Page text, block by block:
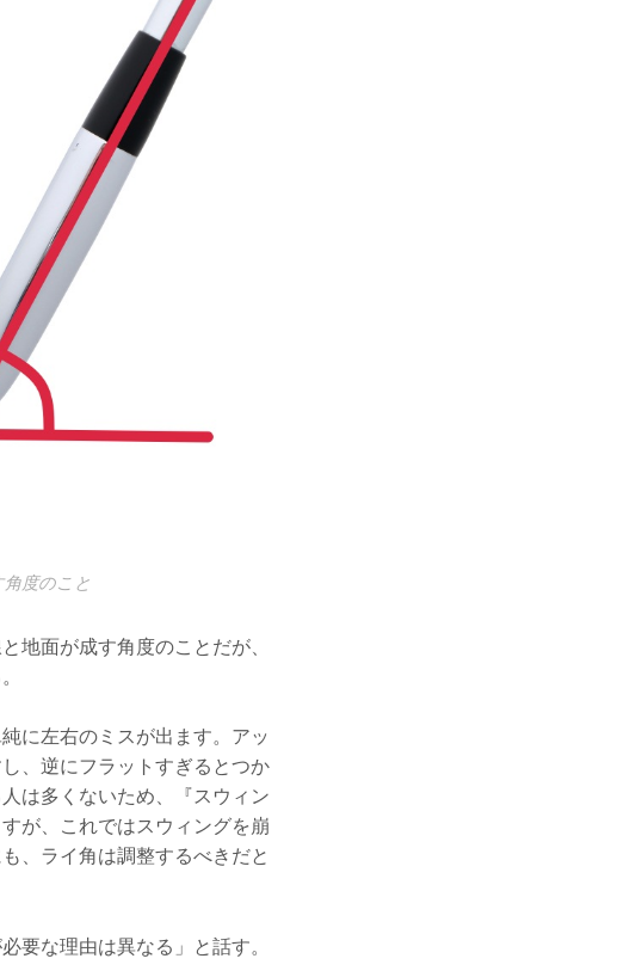
度のこと
地面が成す角度のことだが、
に左右のミスが出ます。アッ
、逆にフラットすぎるとつか
は多くないため、『スウィン
が、これではスウィングを崩
、ライ角は調整するべきだと
要な理由は異なる」と話す。